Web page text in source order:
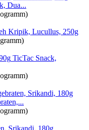
Dua...
Kripik, Lucullus, 250g
TicTac Snack,